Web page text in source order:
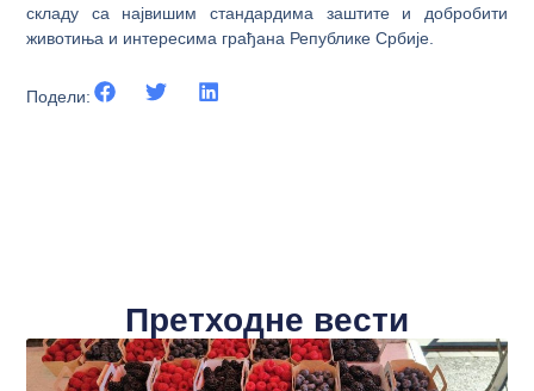
складу са највишим стандардима заштите и добробити
животиња и интересима грађана Републике Србије.
Подели:
Претходне вести